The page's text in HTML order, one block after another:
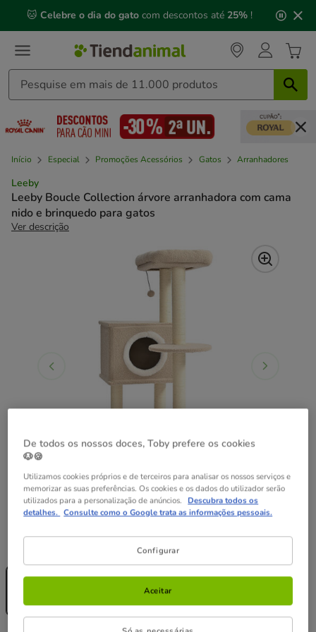
mensagem,
🐱 Celebre o dia do gato com descontos até 25% !
Início Especial Promoções Acessórios Gatos Arranhadores
Leeby
Leeby Boucle Collection árvore arranhadora com cama
nido e brinquedo para gatos
Ver descrição
Medidas: Guia de tamanhos
40.5 x 48.5 x
Sem Stock
119.99€
De todos os nossos doces, Toby prefere os cookies
🐶🍪
Utilizamos cookies próprios e de terceiros para analisar os nossos serviços e
memorizar as suas preferências. Os cookies e os dados do utilizador serão
utilizados para a personalização de anúncios. Descubra todos os
detalhes. Consulte como o Google trata as informações pessoais.
Configurar
Aceitar